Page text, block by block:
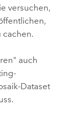
versuchen,
cachen.
auch
Dataset